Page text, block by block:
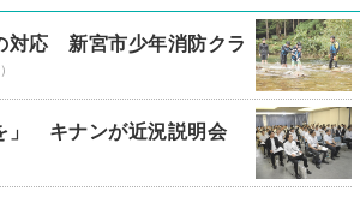
対応 新宮市少年消防クラ
」 キナンが近況説明会